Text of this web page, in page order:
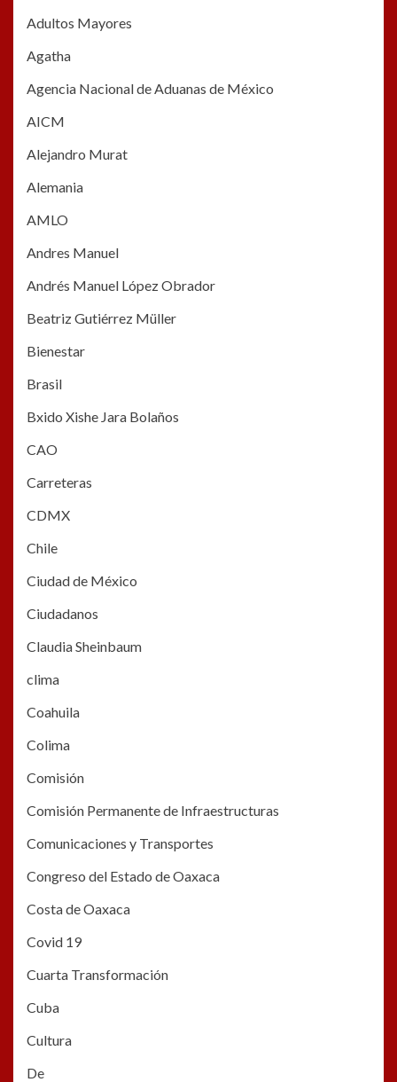
Adultos Mayores
Agatha
Agencia Nacional de Aduanas de México
AICM
Alejandro Murat
Alemania
AMLO
Andres Manuel
Andrés Manuel López Obrador
Beatriz Gutiérrez Müller
Bienestar
Brasil
Bxido Xishe Jara Bolaños
CAO
Carreteras
CDMX
Chile
Ciudad de México
Ciudadanos
Claudia Sheinbaum
clima
Coahuila
Colima
Comisión
Comisión Permanente de Infraestructuras
Comunicaciones y Transportes
Congreso del Estado de Oaxaca
Costa de Oaxaca
Covid 19
Cuarta Transformación
Cuba
Cultura
De